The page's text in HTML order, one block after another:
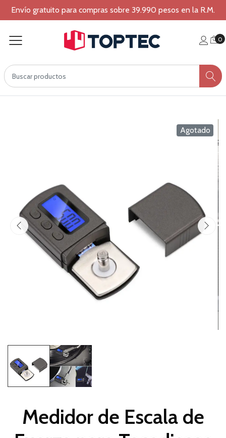
Envío gratuito para compras sobre 39.990 pesos en la R.M.
0
Agotado
Medidor de Escala de